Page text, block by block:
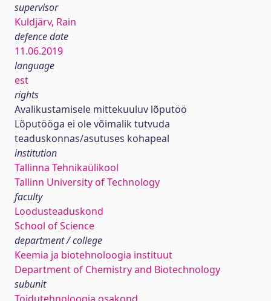
supervisor
Kuldjärv, Rain
defence date
11.06.2019
language
est
rights
Avalikustamisele mittekuuluv lõputöö
Lõputööga ei ole võimalik tutvuda
teaduskonnas/asutuses kohapeal
institution
Tallinna Tehnikaülikool
Tallinn University of Technology
faculty
Loodusteaduskond
School of Science
department / college
Keemia ja biotehnoloogia instituut
Department of Chemistry and Biotechnology
subunit